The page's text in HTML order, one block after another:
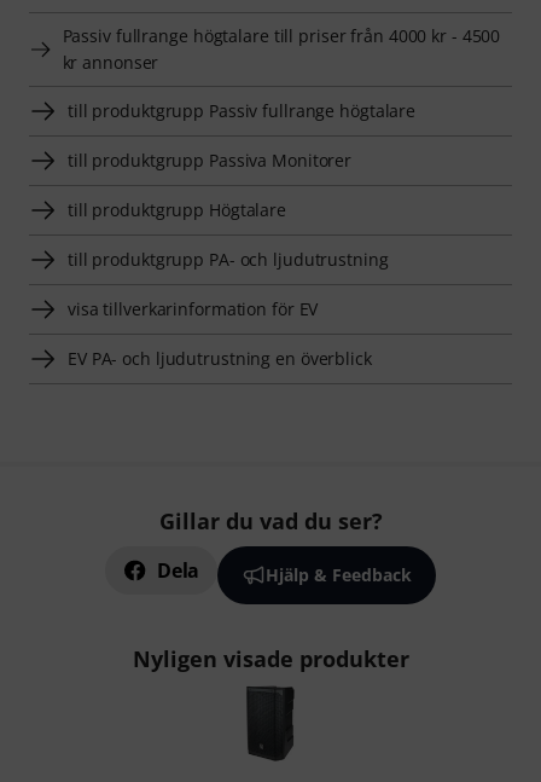
Passiv fullrange högtalare till priser från 4000 kr - 4500
kr annonser
till produktgrupp Passiv fullrange högtalare
till produktgrupp Passiva Monitorer
till produktgrupp Högtalare
till produktgrupp PA- och ljudutrustning
visa tillverkarinformation för EV
EV PA- och ljudutrustning en överblick
Gillar du vad du ser?
Dela Hjälp & Feedback
Nyligen visade produkter